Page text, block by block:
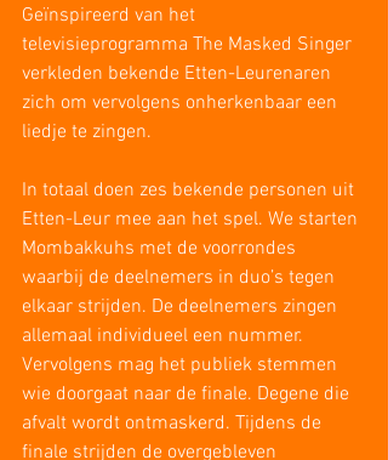
Geïnspireerd van het
televisieprogramma The Masked Singer
verkleden bekende Etten-Leurenaren
zich om vervolgens onherkenbaar een
liedje te zingen.
In totaal doen zes bekende personen uit
Etten-Leur mee aan het spel. We starten
Mombakkuhs met de voorrondes
waarbij de deelnemers in duo’s tegen
elkaar strijden. De deelnemers zingen
allemaal individueel een nummer.
Vervolgens mag het publiek stemmen
wie doorgaat naar de finale. Degene die
afvalt wordt ontmaskerd. Tijdens de
finale strijden de overgebleven